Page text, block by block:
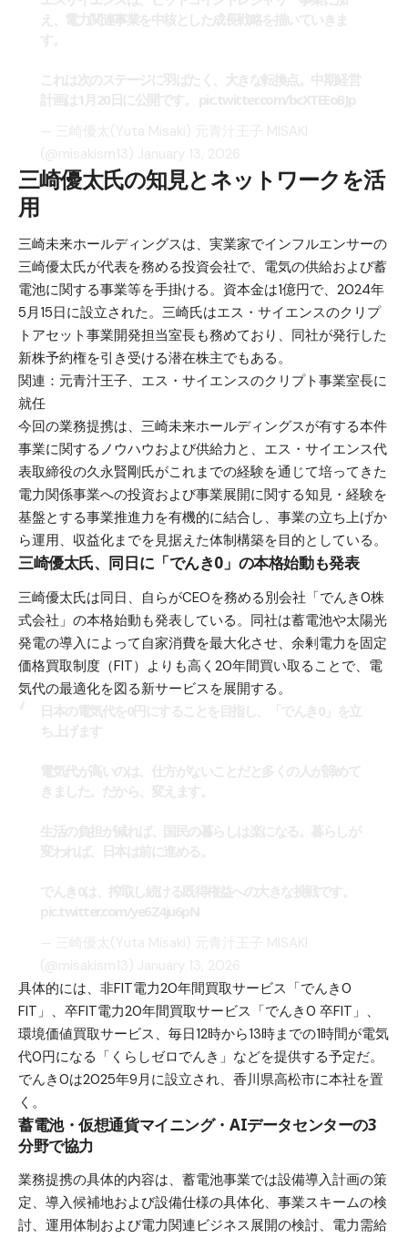
三崎優太氏の知見とネットワークを活
用
三崎未来ホールディングスは、実業家でインフルエンサーの
三崎優太氏が代表を務める投資会社で、電気の供給および蓄
電池に関する事業等を手掛ける。資本金は1億円で、2024年
5月15日に設立された。三崎氏はエス・サイエンスのクリプ
トアセット事業開発担当室長も務めており、同社が発行した
新株予約権を引き受ける潜在株主でもある。
関連： 元青汁王子、エス・サイエンスのクリプト事業室長に
就任
今回の業務提携は、三崎未来ホールディングスが有する本件
事業に関するノウハウおよび供給力と、エス・サイエンス代
表取締役の久永賢剛氏がこれまでの経験を通じて培ってきた
電力関係事業への投資および事業展開に関する知見・経験を
基盤とする事業推進力を有機的に結合し、事業の立ち上げか
ら運用、収益化までを見据えた体制構築を目的としている。
三崎優太氏、同日に「でんき0」の本格始動も発表
三崎優太氏は同日、自らがCEOを務める別会社「でんき0株
式会社」の本格始動も発表している。同社は蓄電池や太陽光
発電の導入によって自家消費を最大化させ、余剰電力を固定
価格買取制度（FIT）よりも高く20年間買い取ることで、電
気代の最適化を図る新サービスを展開する。
具体的には、非FIT電力20年間買取サービス「でんき0
FIT」、卒FIT電力20年間買取サービス「でんき0 卒FIT」、
環境価値買取サービス、毎日12時から13時までの1時間が電気
代0円になる「くらしゼロでんき」などを提供する予定だ。
でんき0は2025年9月に設立され、香川県高松市に本社を置
く。
蓄電池・仮想通貨マイニング・AIデータセンターの3
分野で協力
業務提携の具体的内容は、蓄電池事業では設備導入計画の策
定、導入候補地および設備仕様の具体化、事業スキームの検
討、運用体制および電力関連ビジネス展開の検討、電力需給